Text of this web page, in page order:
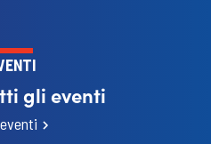
gli eventi